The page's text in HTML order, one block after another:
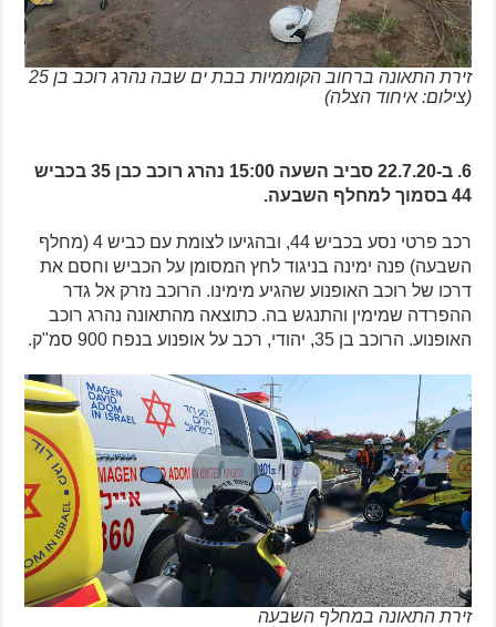
זירת התאונה ברחוב הקוממיות בבת ים שבה נהרג רוכב בן 25
(צילום: איחוד הצלה)
6. ב-22.7.20 סביב השעה 15:00 נהרג רוכב כבן 35 בכביש
44 בסמוך למחלף השבעה.
רכב פרטי נסע בכביש 44, ובהגיעו לצומת עם כביש 4 (מחלף
השבעה) פנה ימינה בניגוד לחץ המסומן על הכביש וחסם את
דרכו של רוכב האופנוע שהגיע מימינו. הרוכב נזרק אל גדר
ההפרדה שמימין והתנגש בה. כתוצאה מהתאונה נהרג רוכב
האופנוע. הרוכב בן 35, יהודי, רכב על אופנוע בנפח 900 סמ"ק.
זירת התאונה במחלף השבעה